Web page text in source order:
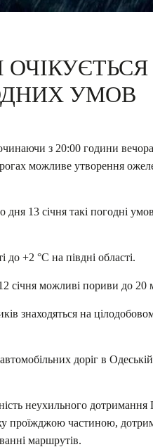
УМОВ
з 20:00 години вечора
можливе утворення
13 січня такі погодні
до +2 °С на півдні області.
січня можливі пориви до 20
знаходяться на
доріг в
неухильного
проїжджою частиною,
маршрутів.